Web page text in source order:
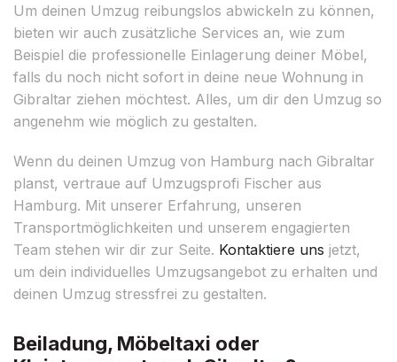
Um deinen Umzug reibungslos abwickeln zu können,
bieten wir auch zusätzliche Services an, wie zum
Beispiel die professionelle Einlagerung deiner Möbel,
falls du noch nicht sofort in deine neue Wohnung in
Gibraltar ziehen möchtest. Alles, um dir den Umzug so
angenehm wie möglich zu gestalten.
Wenn du deinen Umzug von Hamburg nach Gibraltar
planst, vertraue auf Umzugsprofi Fischer aus
Hamburg. Mit unserer Erfahrung, unseren
Transportmöglichkeiten und unserem engagierten
Team stehen wir dir zur Seite. Kontaktiere uns jetzt,
um dein individuelles Umzugsangebot zu erhalten und
deinen Umzug stressfrei zu gestalten.
Beiladung, Möbeltaxi oder